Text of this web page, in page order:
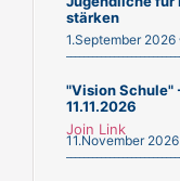
stärken
1.September 2026
"Vision Schule"
11.11.2026
Join Link
11.November 2026